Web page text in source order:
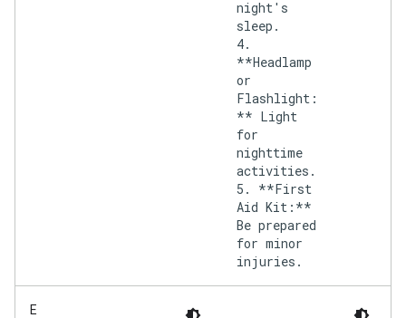
night's
sleep.
4.
**Headlamp
or
Flashlight:
** Light
for
nighttime
activities.
5. **First
Aid Kit:**
Be prepared
for minor
injuries.
E